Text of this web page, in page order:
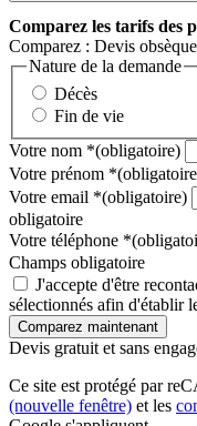
Comparez les tarifs des
Comparez : Devis
Nature de la demande
Décès
Fin de vie
Votre nom *(obligatoire)
Votre prénom *
Votre email *(obligatoire)
obligatoire
Votre téléphone *
Champs obligatoire
J'accepte d'être
sélectionnés afin d'établir
Devis gratuit et sans
Ce site est protégé par
(nouvelle fenêtre) et les